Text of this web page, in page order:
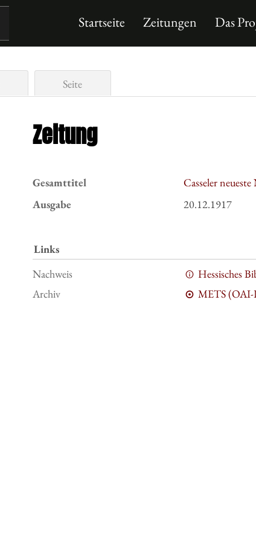
Startseite Zeitungen Das
Seite
Zeitung
Gesamttitel
Casseler
Ausgabe
20.12.1917
Links
Nachweis
Hessisches
Archiv
METS